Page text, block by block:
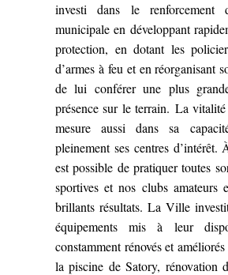
investi dans le renforcement
municipale en développant
protection, en dotant les
d’armes à feu et en réorganisant
de lui conférer une plus
présence sur le terrain. La vitalité
mesure aussi dans sa
pleinement ses centres d’intérêt.
est possible de pratiquer toutes
sportives et nos clubs amateurs
brillants résultats. La Ville
équipements mis à leur
constamment rénovés et
la piscine de Satory, rénovation